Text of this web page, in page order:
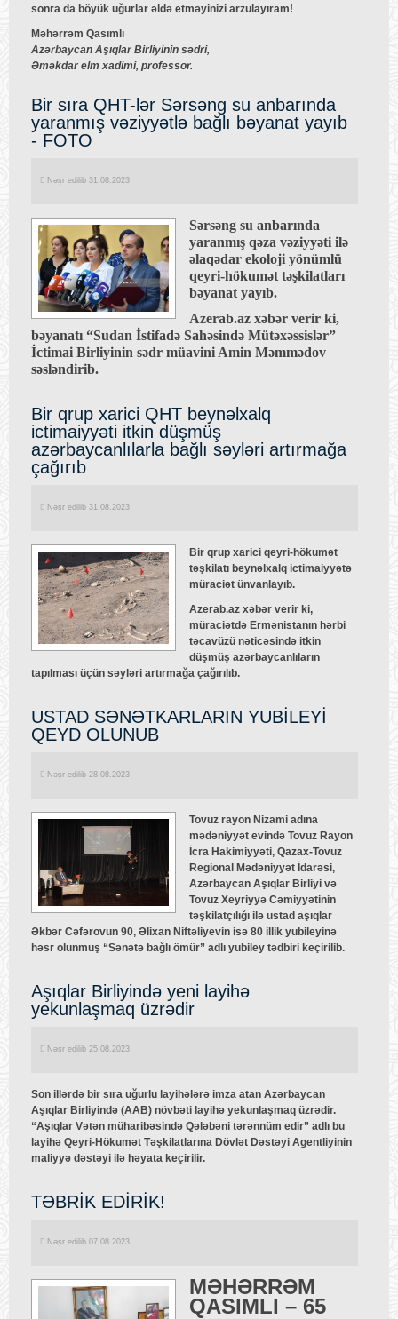
sonra da böyük uğurlar əldə etməyinizi arzulayıram!
Məhərrəm Qasımlı
Azərbaycan Aşıqlar Birliyinin sədri,
Əməkdar elm xadimi, professor.
Bir sıra QHT-lər Sərsəng su anbarında
yaranmış vəziyyətlə bağlı bəyanat yayıb
- FOTO
Nəşr edilib 31.08.2023
Sərsəng su anbarında
yaranmış qəza vəziyyəti ilə
əlaqədar ekoloji yönümlü
qeyri-hökumət təşkilatları
bəyanat yayıb.
Azerab.az xəbər verir ki,
bəyanatı “Sudan İstifadə Sahəsində Mütəxəssislər”
İctimai Birliyinin sədr müavini Amin Məmmədov
səsləndirib.
Bir qrup xarici QHT beynəlxalq
ictimaiyyəti itkin düşmüş
azərbaycanlılarla bağlı səyləri artırmağa
çağırıb
Nəşr edilib 31.08.2023
Bir qrup xarici qeyri-hökumət
təşkilatı beynəlxalq ictimaiyyətə
müraciət ünvanlayıb.
Azerab.az xəbər verir ki,
müraciətdə Ermənistanın hərbi
təcavüzü nəticəsində itkin
düşmüş azərbaycanlıların
tapılması üçün səyləri artırmağa çağırılıb.
USTAD SƏNƏTKARLARIN YUBİLEYİ
QEYD OLUNUB
Nəşr edilib 28.08.2023
Tovuz rayon Nizami adına
mədəniyyət evində Tovuz Rayon
İcra Hakimiyyəti, Qazax-Tovuz
Regional Mədəniyyət İdarəsi,
Azərbaycan Aşıqlar Birliyi və
Tovuz Xeyriyyə Cəmiyyətinin
təşkilatçılığı ilə ustad aşıqlar
Əkbər Cəfərovun 90, Əlixan Niftəliyevin isə 80 illik yubileyinə
həsr olunmuş “Sənətə bağlı ömür” adlı yubiley tədbiri keçirilib.
Aşıqlar Birliyində yeni layihə
yekunlaşmaq üzrədir
Nəşr edilib 25.08.2023
Son illərdə bir sıra uğurlu layihələrə imza atan Azərbaycan
Aşıqlar Birliyində (AAB) növbəti layihə yekunlaşmaq üzrədir.
“Aşıqlar Vətən müharibəsində Qələbəni tərənnüm edir” adlı bu
layihə Qeyri-Hökumət Təşkilatlarına Dövlət Dəstəyi Agentliyinin
maliyyə dəstəyi ilə həyata keçirilir.
TƏBRİK EDİRİK!
Nəşr edilib 07.08.2023
MƏHƏRRƏM
QASIMLI – 65